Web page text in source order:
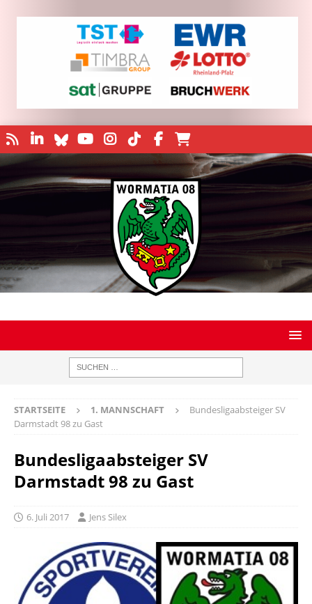
STARTSEITE 1. MANNSCHAFT
Bundesligaabsteiger SV
Darmstadt 98 zu Gast
Bundesligaabsteiger SV
Darmstadt 98 zu Gast
6. Juli 2017 Jens Silex